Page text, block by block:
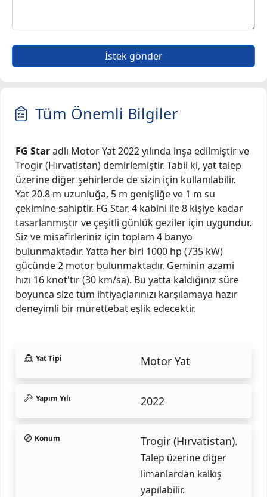
İstek gönder
Tüm Önemli Bilgiler
FG Staradlı Motor Yat 2022 yılında inşa edilmiştir ve
Trogir (Hırvatistan) demirlemiştir. Tabii ki, yat talep
üzerine diğer şehirlerde de sizin için kullanılabilir.
Yat 20.8 m uzunluğa, 5 m genişliğe ve 1 m su
çekimine sahiptir. FG Star, 4 kabini ile 8 kişiye kadar
tasarlanmıştır ve çeşitli günlük geziler için uygundur.
Siz ve misafirleriniz için toplam 4 banyo
bulunmaktadır. Yatta her biri 1000 hp (735 kW)
gücünde 2 motor bulunmaktadır. Geminin azami
hızı 16 knot'tır (30 km/sa). Bu yatta kaldığınız süre
boyunca size tüm ihtiyaçlarınızı karşılamaya hazır
deneyimli bir mürettebat eşlik edecektir.
Yat Tipi Motor Yat
Yapım Yılı 2022
Konum Trogir (Hırvatistan).
Talep üzerine diğer
limanlardan kalkış
yapılabilir.